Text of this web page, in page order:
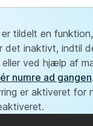
tildelt en
det inaktivt, indtil
eller ved hjælp af
numre ad gangen.
er aktiveret for